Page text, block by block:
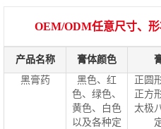
OEM/ODM任意尺寸、
产品名称 膏体颜色
黑膏药
黑色、红
色、绿色、
黄色、白色
以及各种定
正圆
正方
太极